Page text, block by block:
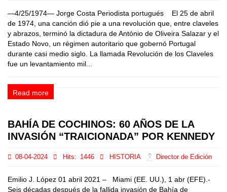
—4/25/1974— Jorge Costa Periodista portugués El 25 de abril
de 1974, una canción dió pie a una revolución que, entre claveles
y abrazos, terminó la dictadura de António de Oliveira Salazar y el
Estado Novo, un régimen autoritario que gobernó Portugal
durante casi medio siglo. La llamada Revolución de los Claveles
fue un levantamiento mil...
Read more
BAHÍA DE COCHINOS: 60 AÑOS DE LA
INVASIÓN “TRAICIONADA” POR KENNEDY
08-04-2024 Hits: 1446 HISTORIA Director de Edición
Emilio J. López 01 abril 2021 – Miami (EE. UU.), 1 abr (EFE).-
Seis décadas después de la fallida invasión de Bahía de